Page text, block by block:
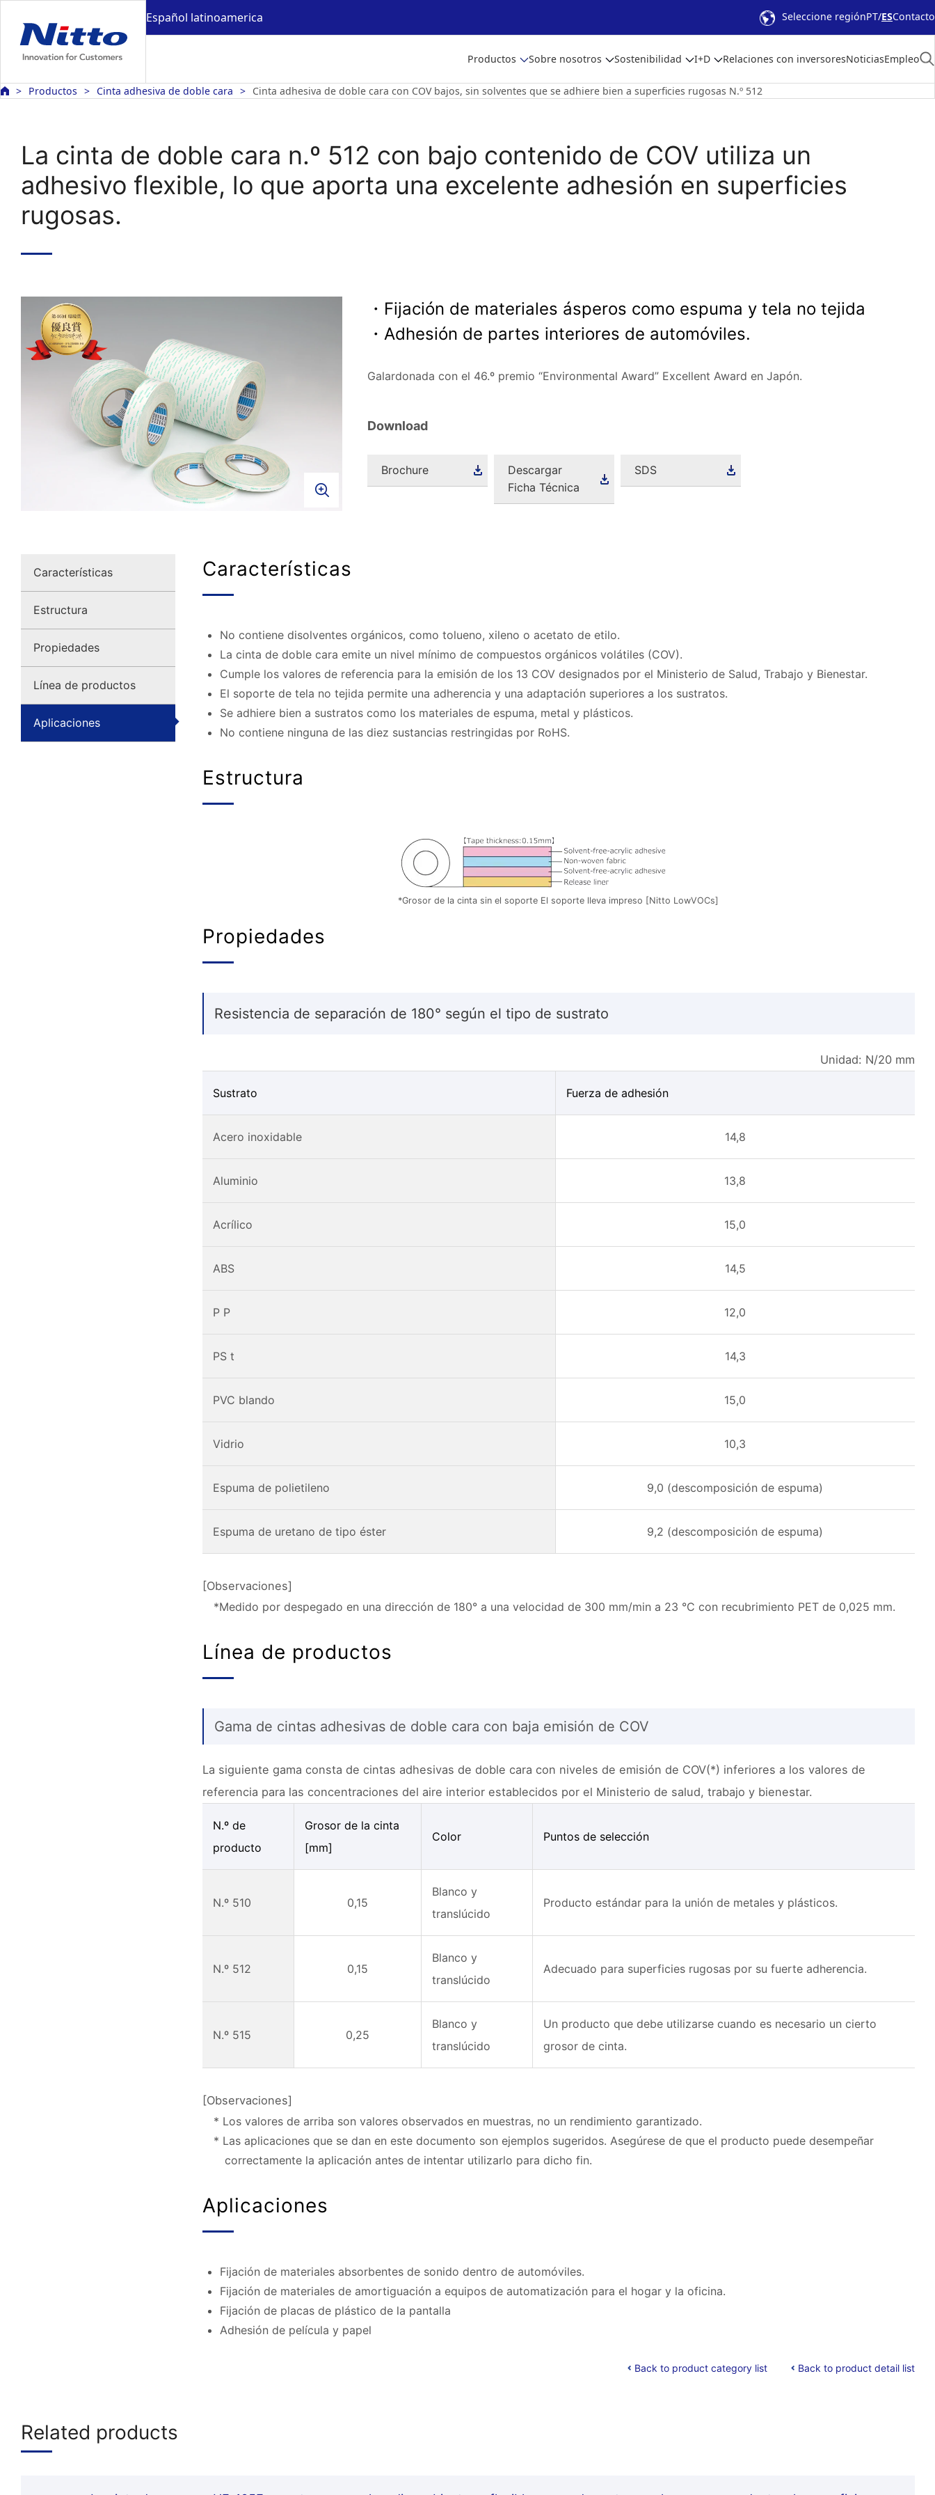
Español latinoamerica Seleccione regiónPT ESContacto
Productos Sobre nosotros Sostenibilidad I+D Relaciones con inversoresNoticiasEmpleo
Productos Cinta adhesiva de doble cara Cinta adhesiva de doble cara con COV bajos, sin solventes que se adhiere bien a superficies rugosas N.º 512
La cinta de doble cara n.º 512 con bajo contenido de COV utiliza un
adhesivo flexible, lo que aporta una excelente adhesión en superficies
rugosas.
・Fijación de materiales ásperos como espuma y tela no tejida
・Adhesión de partes interiores de automóviles.
Galardonada con el 46.º premio “Environmental Award” Excellent Award en Japón.
Download
Brochure
Descargar
Ficha Técnica
SDS
Características
Estructura
Propiedades
Línea de productos
Aplicaciones
Características
No contiene disolventes orgánicos, como tolueno, xileno o acetato de etilo.
La cinta de doble cara emite un nivel mínimo de compuestos orgánicos volátiles (COV).
Cumple los valores de referencia para la emisión de los 13 COV designados por el Ministerio de Salud, Trabajo y Bienestar.
El soporte de tela no tejida permite una adherencia y una adaptación superiores a los sustratos.
Se adhiere bien a sustratos como los materiales de espuma, metal y plásticos.
No contiene ninguna de las diez sustancias restringidas por RoHS.
Estructura
*Grosor de la cinta sin el soporte El soporte lleva impreso [Nitto LowVOCs]
Propiedades
Resistencia de separación de 180° según el tipo de sustrato
Unidad: N/20 mm
Sustrato Fuerza de adhesión
Acero inoxidable 14,8
Aluminio 13,8
Acrílico 15,0
ABS 14,5
P P 12,0
PS t 14,3
PVC blando 15,0
Vidrio 10,3
Espuma de polietileno 9,0 (descomposición de espuma)
Espuma de uretano de tipo éster 9,2 (descomposición de espuma)
[Observaciones]
*Medido por despegado en una dirección de 180° a una velocidad de 300 mm/min a 23 °C con recubrimiento PET de 0,025 mm.
Línea de productos
Gama de cintas adhesivas de doble cara con baja emisión de COV
La siguiente gama consta de cintas adhesivas de doble cara con niveles de emisión de COV(*) inferiores a los valores de
referencia para las concentraciones del aire interior establecidos por el Ministerio de salud, trabajo y bienestar.
N.º de
producto
Grosor de la cinta
[mm]
Color Puntos de selección
N.º 510 0,15
Blanco y
translúcido
Producto estándar para la unión de metales y plásticos.
N.º 512 0,15
Blanco y
translúcido
Adecuado para superficies rugosas por su fuerte adherencia.
N.º 515 0,25
Blanco y
translúcido
Un producto que debe utilizarse cuando es necesario un cierto
grosor de cinta.
[Observaciones]
* Los valores de arriba son valores observados en muestras, no un rendimiento garantizado.
* Las aplicaciones que se dan en este documento son ejemplos sugeridos. Asegúrese de que el producto puede desempeñar
correctamente la aplicación antes de intentar utilizarlo para dicho fin.
Aplicaciones
Fijación de materiales absorbentes de sonido dentro de automóviles.
Fijación de materiales de amortiguación a equipos de automatización para el hogar y la oficina.
Fijación de placas de plástico de la pantalla
Adhesión de película y papel
Back to product category list Back to product detail list
Related products